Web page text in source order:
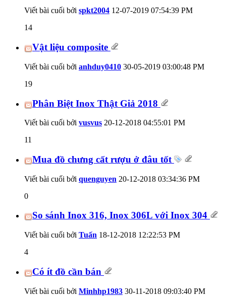
Viết bài cuối bởi spkt2004 12-07-2019 07:54:39 PM
14
Vật liệu composite
Viết bài cuối bởi anhduy0410 30-05-2019 03:00:48 PM
19
Phân Biệt Inox Thật Giả 2018
Viết bài cuối bởi vusvus 20-12-2018 04:55:01 PM
11
Mua đồ chưng cất rượu ở đâu tốt
Viết bài cuối bởi quenguyen 20-12-2018 03:34:36 PM
0
So sánh Inox 316, Inox 306L với Inox 304
Viết bài cuối bởi Tuấn 18-12-2018 12:22:53 PM
4
Có ít đồ cần bán
Viết bài cuối bởi Minhhp1983 30-11-2018 09:03:40 PM